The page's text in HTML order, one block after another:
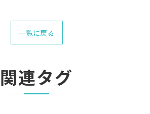
一覧に戻る
関連タグ